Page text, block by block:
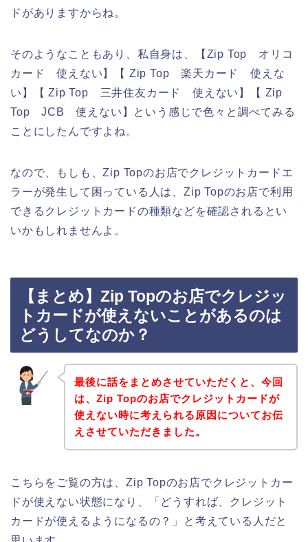
ドがありますからね。
そのようなこともあり、私自身は、【Zip Top オリコ
カード 使えない】【 Zip Top 楽天カード 使えな
い】【 Zip Top 三井住友カード 使えない】【 Zip
Top JCB 使えない】という感じで色々と調べてみる
ことにしたんですよね。
なので、もしも、Zip Topのお店でクレジットカードエ
ラーが発生して困っている人は、Zip Topのお店で利用
できるクレジットカードの種類などを確認されるとい
いかもしれませんよ。
【まとめ】Zip Topのお店でクレジッ
トカードが使えないことがあるのは
どうしてなのか？
最後に話をまとめさせていただくと、今回
は、Zip Topのお店でクレジットカードが
使えない時に考えられる原因についてお伝
えさせていただきました。
こちらをご覧の方は、Zip Topのお店でクレジットカー
ドが使えない状態になり、「どうすれば、クレジット
カードが使えるようになるの？」と考えている人だと